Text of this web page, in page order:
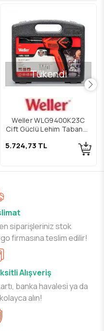
Tükendi
Weller WLG9400K23C
Çift Güçlü Lehim Tabanca
5.724,73 TL
siparişleriniz stok
firmasına teslim edilir!
Alışveriş
banka havalesi ya da
alın!